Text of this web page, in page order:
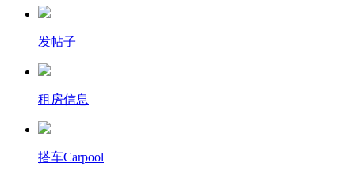
发帖子
租房信息
搭车Carpool